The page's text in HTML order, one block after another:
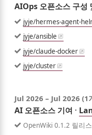
AIOps 오픈소스 구성
Highlights
jyje/hermes-agent-
jyje/ansible
jyje/claude-docker
jyje/cluster
Jul 2026 – Jul 2026 (1
AI 오픈소스 기여 ·
Highlights
OpenWiki 0.1.2 릴리